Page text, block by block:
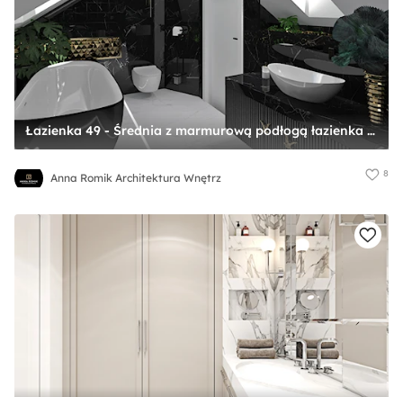
Łazienka 49 - Średnia z marmurową podłogą łazienka z oknem, styl glamour - zdjęcie od Anna Romik Architektura Wnętrz
Anna Romik Architektura Wnętrz 8